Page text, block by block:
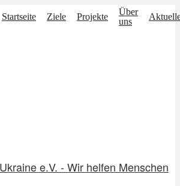
Startseite Ziele Projekte
Über
uns